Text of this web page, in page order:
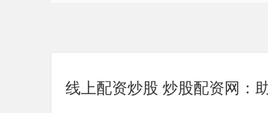
线上配资炒股 炒股配资网：